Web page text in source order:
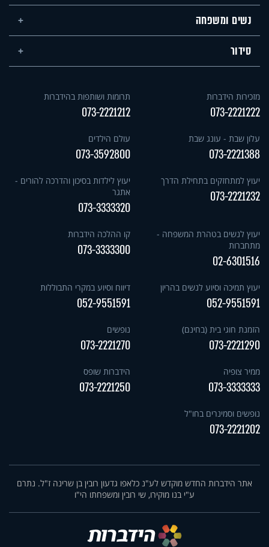
נשים ומשפחה
סידור
מזכירות הידברות
073-2221222
תרומות ושותפות בהידברות
073-2221212
עלון שבת - עונג שבת
073-2221388
עולם הילדים
073-3592800
יעוץ למתחזקים בתחילת הדרך
073-2221232
יעוץ לילדות בסיכון והדרכה להורים -
אתגר
073-3333320
יעוץ לנשים בטהרת המשפחה -
מתחברות
02-6301516
קו ההלכה הידברות
073-3333300
יעוץ תמיכה וסיוע לנשים בהריון
052-9551591
דיווח וסיוע במקרי התבוללות
052-9551591
הזמנת חוגי בית (בחינם)
073-2221290
נופשים
073-2221270
ממיר צופיה
073-3333333
הידברות שופס
073-2221250
נופשים וסמינרים בחו"ל
073-2221202
אתר הידברות החדש מוקדש לע"נ כלאפו גדעון רובין בן שרינה ז"ל. נתרם
ע"י בנו מוקירו, שי רובין ומשפחתו הי"ו